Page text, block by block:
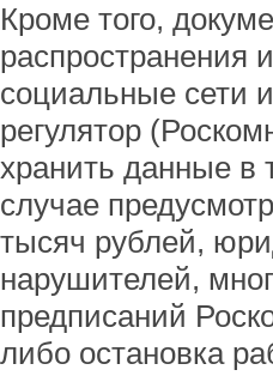
Кроме того,
социальные сети
регулятор
хранить данные в
случае
тысяч рублей,
нарушителей,
предписаний
либо остановка